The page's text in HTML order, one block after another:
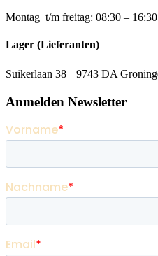
Montag t/m freitag: 08:30 – 16:30
Lager (Lieferanten)
Suikerlaan 38 9743 DA
Anmelden Newsletter